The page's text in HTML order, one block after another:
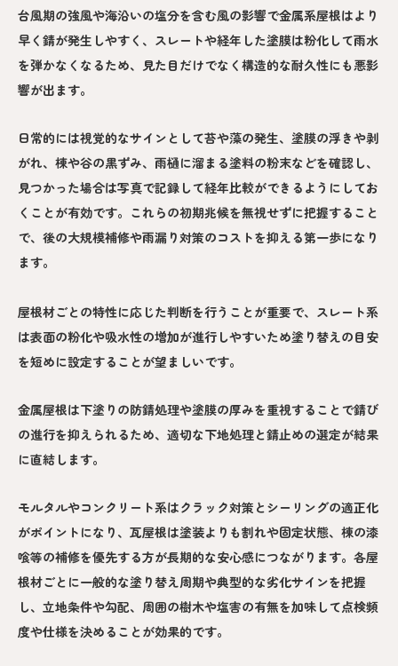
台風期の強風や海沿いの塩分を含む風の影響で金属系屋根はより
早く錆が発生しやすく、スレートや経年した塗膜は粉化して雨水
を弾かなくなるため、見た目だけでなく構造的な耐久性にも悪影
響が出ます。
日常的には視覚的なサインとして苔や藻の発生、塗膜の浮きや剥
がれ、棟や谷の黒ずみ、雨樋に溜まる塗料の粉末などを確認し、
見つかった場合は写真で記録して経年比較ができるようにしてお
くことが有効です。これらの初期兆候を無視せずに把握すること
で、後の大規模補修や雨漏り対策のコストを抑える第一歩になり
ます。
屋根材ごとの特性に応じた判断を行うことが重要で、スレート系
は表面の粉化や吸水性の増加が進行しやすいため塗り替えの目安
を短めに設定することが望ましいです。
金属屋根は下塗りの防錆処理や塗膜の厚みを重視することで錆び
の進行を抑えられるため、適切な下地処理と錆止めの選定が結果
に直結します。
モルタルやコンクリート系はクラック対策とシーリングの適正化
がポイントになり、瓦屋根は塗装よりも割れや固定状態、棟の漆
喰等の補修を優先する方が長期的な安心感につながります。各屋
根材ごとに一般的な塗り替え周期や典型的な劣化サインを把握
し、立地条件や勾配、周囲の樹木や塩害の有無を加味して点検頻
度や仕様を決めることが効果的です。